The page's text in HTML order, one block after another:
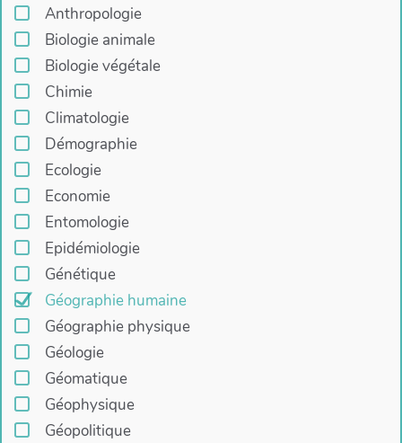
Anthropologie
Biologie animale
Biologie végétale
Chimie
Climatologie
Démographie
Ecologie
Economie
Entomologie
Epidémiologie
Génétique
Géographie humaine
Géographie physique
Géologie
Géomatique
Géophysique
Géopolitique